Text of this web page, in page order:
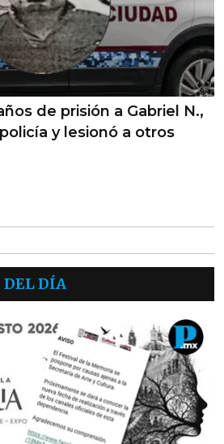
de prisión a Gabriel N.,
y lesionó a otros
DÍA